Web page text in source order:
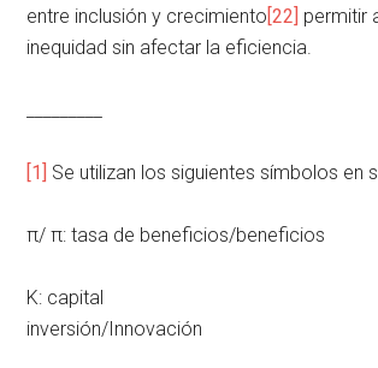
entre inclusión y crecimiento[22] permitir
inequidad sin afectar la eficiencia.
[1] Se utilizan los siguientes símbolos en
π/ π: tasa de beneficios/beneficios
K: capital I/
inversión/Innovación